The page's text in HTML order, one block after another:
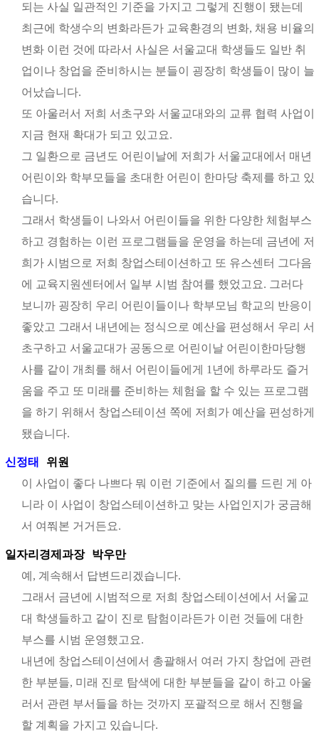
되는 사실 일관적인 기준을 가지고 그렇게 진행이 됐는데
최근에 학생수의 변화라든가 교육환경의 변화, 채용 비율의
변화 이런 것에 따라서 사실은 서울교대 학생들도 일반 취
업이나 창업을 준비하시는 분들이 굉장히 학생들이 많이 늘
어났습니다.
또 아울러서 저희 서초구와 서울교대와의 교류 협력 사업이
지금 현재 확대가 되고 있고요.
그 일환으로 금년도 어린이날에 저희가 서울교대에서 매년
어린이와 학부모들을 초대한 어린이 한마당 축제를 하고 있
습니다.
그래서 학생들이 나와서 어린이들을 위한 다양한 체험부스
하고 경험하는 이런 프로그램들을 운영을 하는데 금년에 저
희가 시범으로 저희 창업스테이션하고 또 유스센터 그다음
에 교육지원센터에서 일부 시범 참여를 했었고요. 그러다
보니까 굉장히 우리 어린이들이나 학부모님 학교의 반응이
좋았고 그래서 내년에는 정식으로 예산을 편성해서 우리 서
초구하고 서울교대가 공동으로 어린이날 어린이한마당행
사를 같이 개최를 해서 어린이들에게 1년에 하루라도 즐거
움을 주고 또 미래를 준비하는 체험을 할 수 있는 프로그램
을 하기 위해서 창업스테이션 쪽에 저희가 예산을 편성하게
됐습니다.
신정태
위원
이 사업이 좋다 나쁘다 뭐 이런 기준에서 질의를 드린 게 아
니라 이 사업이 창업스테이션하고 맞는 사업인지가 궁금해
서 여쭤본 거거든요.
일자리경제과장
박우만
예, 계속해서 답변드리겠습니다.
그래서 금년에 시범적으로 저희 창업스테이션에서 서울교
대 학생들하고 같이 진로 탐험이라든가 이런 것들에 대한
부스를 시범 운영했고요.
내년에 창업스테이션에서 총괄해서 여러 가지 창업에 관련
한 부분들, 미래 진로 탐색에 대한 부분들을 같이 하고 아울
러서 관련 부서들을 하는 것까지 포괄적으로 해서 진행을
할 계획을 가지고 있습니다.